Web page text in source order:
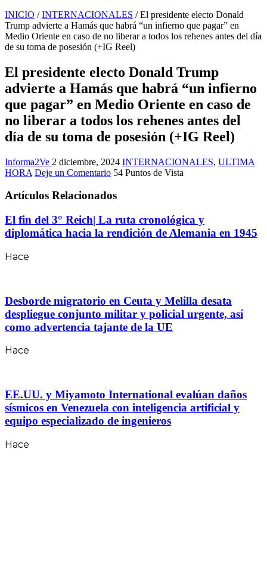
INICIO / INTERNACIONALES / El presidente electo Donald
Trump advierte a Hamás que habrá “un infierno que pagar” en
Medio Oriente en caso de no liberar a todos los rehenes antes del día
de su toma de posesión (+IG Reel)
El presidente electo Donald Trump
advierte a Hamás que habrá “un infierno
que pagar” en Medio Oriente en caso de
no liberar a todos los rehenes antes del
día de su toma de posesión (+IG Reel)
Informa2Ve 2 diciembre, 2024 INTERNACIONALES, ULTIMA
HORA Deje un Comentario 54 Puntos de Vista
Artículos Relacionados
El fin del 3° Reich| La ruta cronológica y
diplomática hacia la rendición de Alemania en 1945
Hace
Desborde migratorio en Ceuta y Melilla desata
despliegue conjunto militar y policial urgente, así
como advertencia tajante de la UE
Hace
EE.UU. y Miyamoto International evalúan daños
sísmicos en Venezuela con inteligencia artificial y
equipo especializado de ingenieros
Hace